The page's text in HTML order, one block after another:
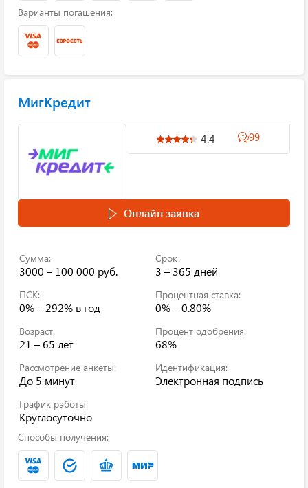
Варианты погашения:
МигКредит
4.4 99
Онлайн заявка
Сумма:
3000 – 100 000 руб.
Срок:
3 – 365 дней
ПСК:
0% – 292% в год
Процентная ставка:
0% – 0.80%
Возраст:
21 – 65 лет
Процент одобрения:
68%
Рассмотрение анкеты:
До 5 минут
Идентификация:
Электронная подпись
График работы:
Круглосуточно
Способы получения: